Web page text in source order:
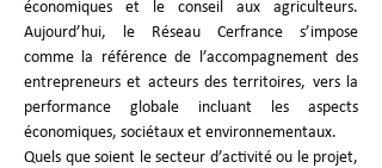
économiques et le conseil aux agriculteurs.
Aujourd’hui, le Réseau Cerfrance s’impose
comme la référence de l’accompagnement des
entrepreneurs et acteurs des territoires, vers la
performance globale incluant les aspects
économiques, sociétaux et environnementaux.
Quels que soient le secteur d’activité ou le projet,